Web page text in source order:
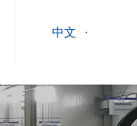
中文